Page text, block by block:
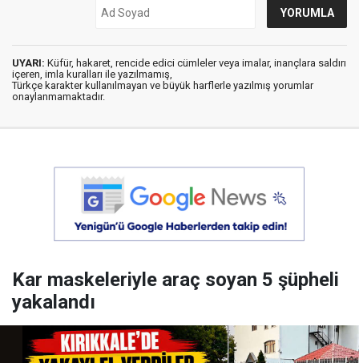
UYARI: Küfür, hakaret, rencide edici cümleler veya imalar, inançlara saldırı
içeren, imla kuralları ile yazılmamış,
Türkçe karakter kullanılmayan ve büyük harflerle yazılmış yorumlar
onaylanmamaktadır.
Kar maskeleriyle araç soyan 5 şüpheli
yakalandı